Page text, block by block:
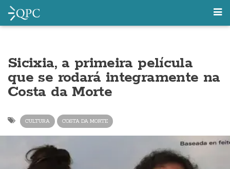
Sicixia, a primeira película
que se rodará integramente na
Costa da Morte
CULTURA COSTA DA MORTE